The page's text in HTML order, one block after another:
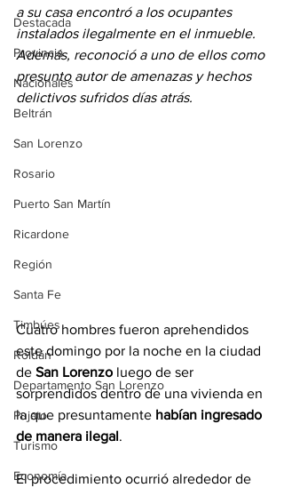
Destacada
Provincia
Nacionales
Beltrán
San Lorenzo
Rosario
Puerto San Martín
Ricardone
Región
Santa Fe
Timbúes
Roldán
Departamento San Lorenzo
Pujato
Turismo
Economía
a su casa encontró a los ocupantes
instalados ilegalmente en el inmueble.
Además, reconoció a uno de ellos como
presunto autor de amenazas y hechos
delictivos sufridos días atrás.
Cuatro hombres fueron aprehendidos
este domingo por la noche en la ciudad
de San Lorenzo luego de ser
sorprendidos dentro de una vivienda en
la que presuntamente habían ingresado
de manera ilegal.
El procedimiento ocurrió alrededor de